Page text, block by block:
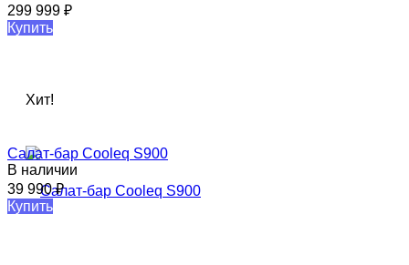
299 999 ₽
Купить
Хит!
Салат-бар Cooleq S900
В наличии
39 990₽
Купить